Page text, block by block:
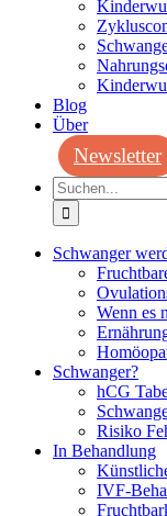
Blog
Über
Newsletter
Suche
nach:
Schwanger
Wenn es
Schwanger?
hCG
Risiko
In Behandlung
IVF-